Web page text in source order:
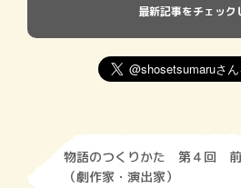
最新記事をチェック
物語のつくりかた 第４回 前
（劇作家・演出家）